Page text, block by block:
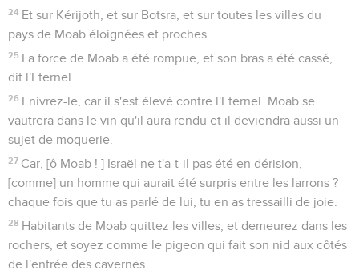
24 Et sur Kérijoth, et sur Botsra, et sur toutes les villes du
pays de Moab éloignées et proches.
25 La force de Moab a été rompue, et son bras a été cassé,
dit l'Eternel.
26 Enivrez-le, car il s'est élevé contre l'Eternel. Moab se
vautrera dans le vin qu'il aura rendu et il deviendra aussi un
sujet de moquerie.
27 Car, [ô Moab ! ] Israël ne t'a-t-il pas été en dérision,
[comme] un homme qui aurait été surpris entre les larrons ?
chaque fois que tu as parlé de lui, tu en as tressailli de joie.
28 Habitants de Moab quittez les villes, et demeurez dans les
rochers, et soyez comme le pigeon qui fait son nid aux côtés
de l'entrée des cavernes.